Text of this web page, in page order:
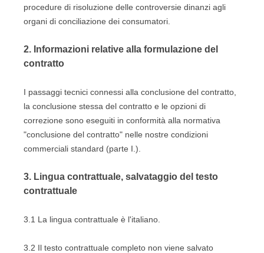
procedure di risoluzione delle controversie dinanzi agli
organi di conciliazione dei consumatori.
2. Informazioni relative alla formulazione del
contratto
I passaggi tecnici connessi alla conclusione del contratto,
la conclusione stessa del contratto e le opzioni di
correzione sono eseguiti in conformità alla normativa
"conclusione del contratto" nelle nostre condizioni
commerciali standard (parte I.).
3. Lingua contrattuale, salvataggio del testo
contrattuale
3.1 La lingua contrattuale è l'italiano.
3.2 Il testo contrattuale completo non viene salvato